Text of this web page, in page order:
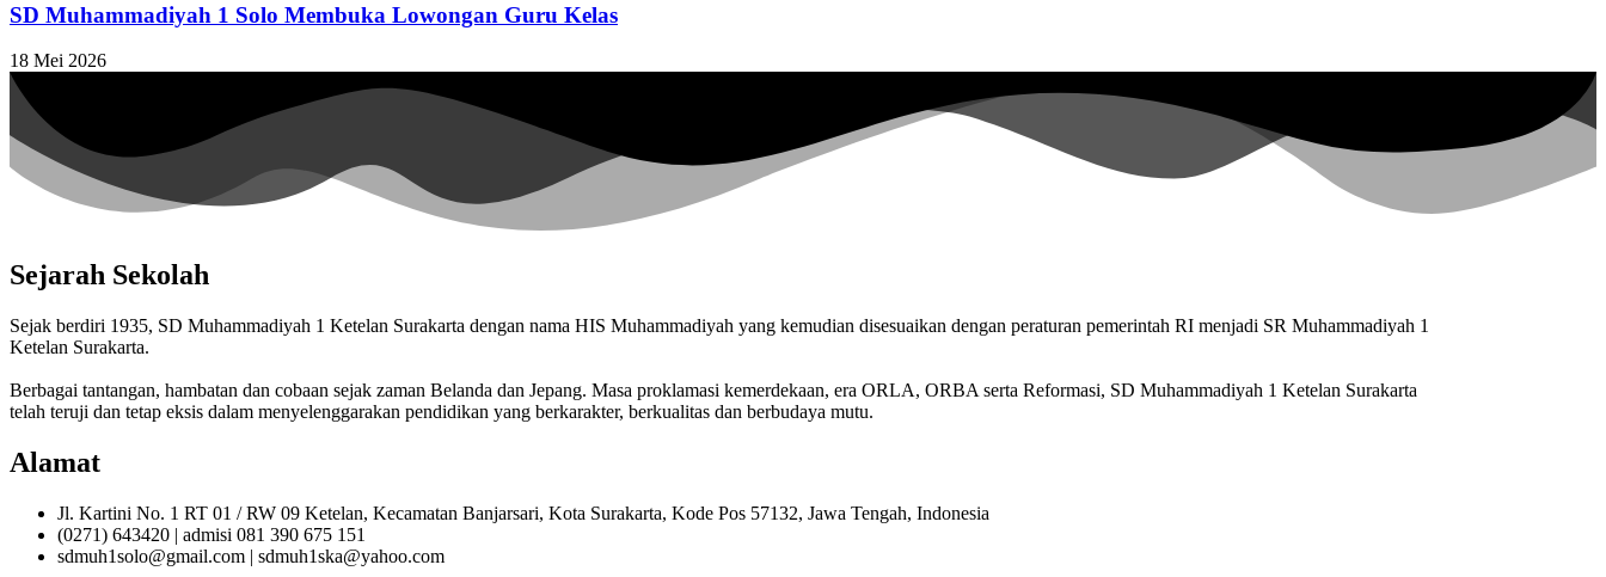
SD Muhammadiyah 1 Solo Membuka Lowongan Guru Kelas
18 Mei 2026
Sejarah Sekolah
Sejak berdiri 1935, SD Muhammadiyah 1 Ketelan Surakarta dengan nama HIS Muhammadiyah yang kemudian disesuaikan dengan peraturan pemerintah RI menjadi SR Muhammadiyah 1
Ketelan Surakarta.
Berbagai tantangan, hambatan dan cobaan sejak zaman Belanda dan Jepang. Masa proklamasi kemerdekaan, era ORLA, ORBA serta Reformasi, SD Muhammadiyah 1 Ketelan Surakarta
telah teruji dan tetap eksis dalam menyelenggarakan pendidikan yang berkarakter, berkualitas dan berbudaya mutu.
Alamat
Jl. Kartini No. 1 RT 01 / RW 09 Ketelan, Kecamatan Banjarsari, Kota Surakarta, Kode Pos 57132, Jawa Tengah, Indonesia
(0271) 643420 | admisi 081 390 675 151
sdmuh1solo@gmail.com | sdmuh1ska@yahoo.com